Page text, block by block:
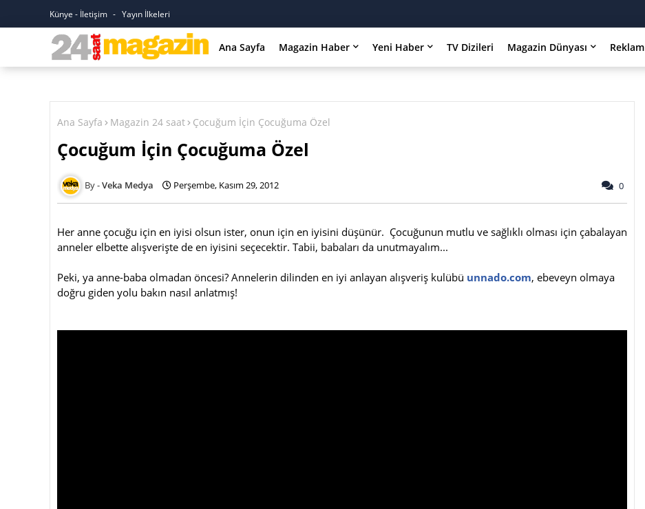
Künye - İletişim Yayın İlkeleri
Ana Sayfa Magazin Haber Yeni Haber TV Dizileri Magazin Dünyası Reklam
Ana Sayfa Magazin 24 saat Çocuğum İçin Çocuğuma Özel
Çocuğum İçin Çocuğuma Özel
Veka Medya Perşembe, Kasım 29, 2012 0
Her anne çocuğu için en iyisi olsun ister, onun için en iyisini düşünür. Çocuğunun mutlu ve sağlıklı olması için çabalayan
anneler elbette alışverişte de en iyisini seçecektir. Tabii, babaları da unutmayalım...
Peki, ya anne-baba olmadan öncesi? Annelerin dilinden en iyi anlayan alışveriş kulübü unnado.com, ebeveyn olmaya
doğru giden yolu bakın nasıl anlatmış!